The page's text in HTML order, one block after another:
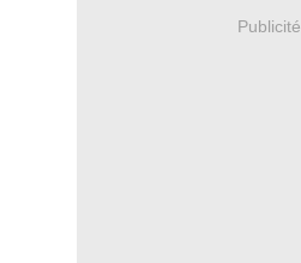
Publicité